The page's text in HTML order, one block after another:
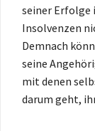
seiner Erfolge
Insolvenzen
Demnach
seine
mit denen
darum geht,